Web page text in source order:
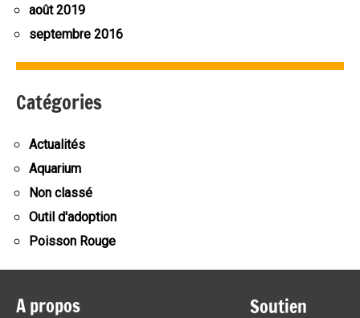
août 2019
septembre 2016
Catégories
Actualités
Aquarium
Non classé
Outil d'adoption
Poisson Rouge
A propos Soutien